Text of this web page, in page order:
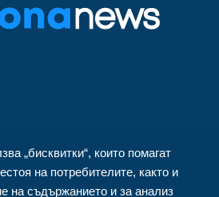
„бисквитки“, които помагат
на потребителите, както и
на съдържанието и за анализ